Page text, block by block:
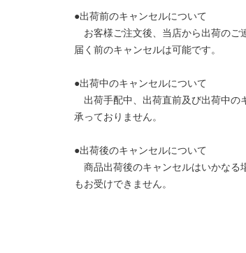
●出荷前のキャンセルについて
お客様ご注文後、当店から出荷のご
届く前のキャンセルは可能です。
●出荷中のキャンセルについて
出荷手配中、出荷直前及び出荷中の
承っておりません。
●出荷後のキャンセルについて
商品出荷後のキャンセルはいかなる
もお受けできません。